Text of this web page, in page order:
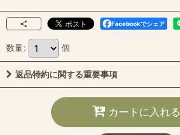
Facebookでシェア
数量: 個
返品特約に関する重要事項
カートに入れる